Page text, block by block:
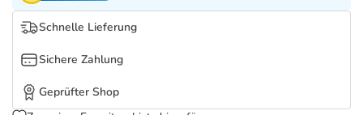
Schnelle Lieferung
Sichere Zahlung
Geprüfter Shop